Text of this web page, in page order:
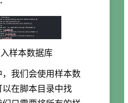
样本数据库
我们会使用样本数
在脚本目录中找